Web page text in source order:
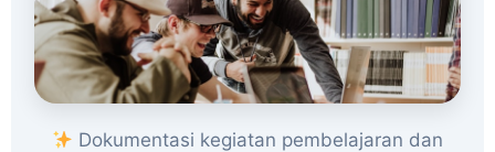
Dokumentasi kegiatan pembelajaran dan